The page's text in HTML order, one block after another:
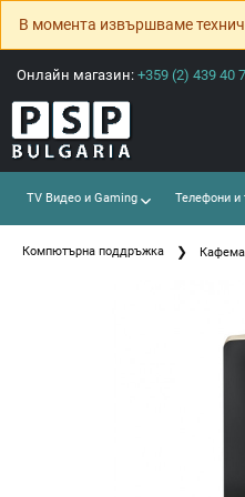
В момента извършваме
Онлайн магазин: +359 (2) 439 40
TV Видео и Gaming Телефони и
Компютърна поддръжка